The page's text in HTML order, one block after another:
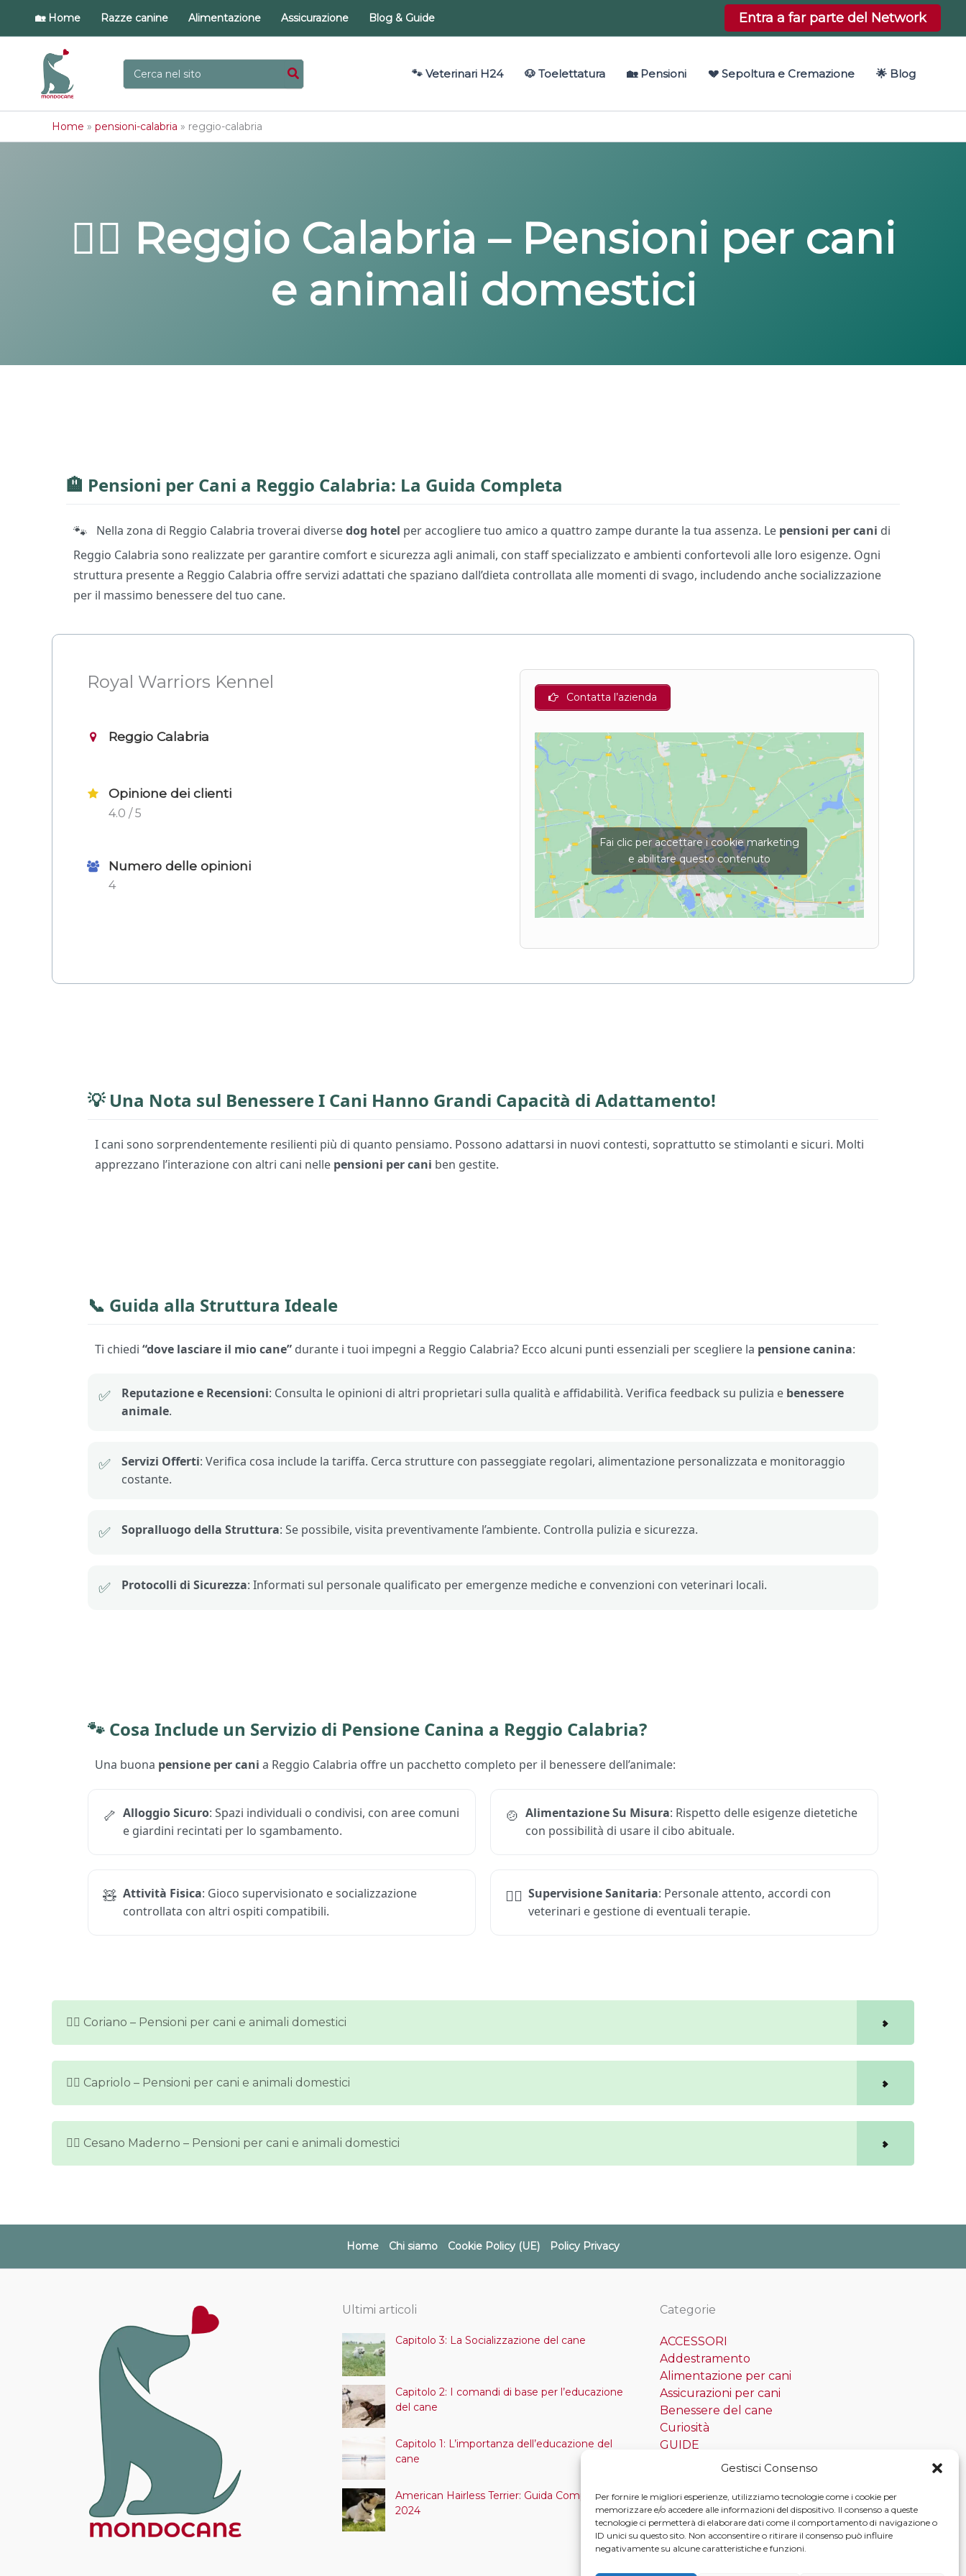
Gestisci Consenso
Per fornire le migliori esperienze, utilizziamo tecnologie come i cookie per
memorizzare e/o accedere alle informazioni del dispositivo. Il consenso a queste
tecnologie ci permetterà di elaborare dati come il comportamento di navigazione o
ID unici su questo sito. Non acconsentire o ritirare il consenso può influire
negativamente su alcune caratteristiche e funzioni.
🏡 Home Razze canine Alimentazione Assicurazione Blog & Guide Entra a far parte del Network
per:
🐾 Veterinari H24 🐶 Toelettatura 🏡 Pensioni 💔 Sepoltura e Cremazione 🌟 Blog
Home » pensioni-calabria » reggio-calabria
🐕‍🦺 Reggio Calabria – Pensioni per cani
e animali domestici
🏨 Pensioni per Cani a Reggio Calabria: La Guida Completa
🐾 Nella zona di Reggio Calabria troverai diversedog hotel per accogliere tuo amico a quattro zampe durante la tua assenza. Le pensioni per cani di
Reggio Calabria sono realizzate per garantire comfort e sicurezza agli animali, con staff specializzato e ambienti confortevoli alle loro esigenze. Ogni
struttura presente a Reggio Calabria offre servizi adattati che spaziano dall’dieta controllata alle momenti di svago, includendo anche socializzazione
per il massimo benessere del tuo cane.
Royal Warriors Kennel
Reggio Calabria
Opinione dei clienti
4.0 / 5
Numero delle opinioni
4
Contatta l’azienda
Fai clic per accettare i cookie marketing
e abilitare questo contenuto
💡 Una Nota sul Benessere I Cani Hanno Grandi Capacità di Adattamento!
I cani sono sorprendentemente resilienti più di quanto pensiamo. Possono adattarsi in nuovi contesti, soprattutto se stimolanti e sicuri. Molti
apprezzano l’interazione con altri cani nelle pensioni per cani ben gestite.
📞 Guida alla Struttura Ideale
Ti chiedi “dove lasciare il mio cane” durante i tuoi impegni a Reggio Calabria? Ecco alcuni punti essenziali per scegliere la pensione canina:
✅ Reputazione e Recensioni: Consulta le opinioni di altri proprietari sulla qualità e affidabilità. Verifica feedback su pulizia e benessere
animale.
✅ Servizi Offerti: Verifica cosa include la tariffa. Cerca strutture con passeggiate regolari, alimentazione personalizzata e monitoraggio
costante.
✅ Sopralluogo della Struttura: Se possibile, visita preventivamente l’ambiente. Controlla pulizia e sicurezza.
✅ Protocolli di Sicurezza: Informati sul personale qualificato per emergenze mediche e convenzioni con veterinari locali.
🐾 Cosa Include un Servizio di Pensione Canina a Reggio Calabria?
Una buona pensione per cani a Reggio Calabria offre un pacchetto completo per il benessere dell’animale:
🦴 Alloggio Sicuro: Spazi individuali o condivisi, con aree comuni
e giardini recintati per lo sgambamento.
🍲 Alimentazione Su Misura: Rispetto delle esigenze dietetiche
con possibilità di usare il cibo abituale.
🧸 Attività Fisica: Gioco supervisionato e socializzazione
controllata con altri ospiti compatibili.
🐕‍⚕️ Supervisione Sanitaria: Personale attento, accordi con
veterinari e gestione di eventuali terapie.
🐕‍🦺 Coriano – Pensioni per cani e animali domestici
🐕‍🦺 Capriolo – Pensioni per cani e animali domestici
🐕‍🦺 Cesano Maderno – Pensioni per cani e animali domestici
Home Chi siamo Cookie Policy (UE) Policy Privacy
Ultimi articoli
Capitolo 3: La Socializzazione del cane
Capitolo 2: I comandi di base per l’educazione
del cane
Capitolo 1: L’importanza dell’educazione del
cane
American Hairless Terrier: Guida Completa
2024
Categorie
ACCESSORI
Addestramento
Alimentazione per cani
Assicurazioni per cani
Benessere del cane
Curiosità
GUIDE
Tag
Taglia grande